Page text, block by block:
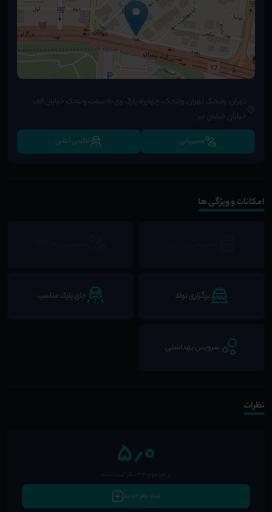
تهران، ولنجک تهران، ولنجک، چهارراه پارک وی به سمت ولنجک خیابان الف
خیابان خیابان تیر
مسیریابی تاکسی آنلاین
امکانات و ویژگی ها
برگزاری تولد جای پارک مناسب
سرویس بهداشتی
نظرات
5٫0از مجموع 34 نظر ثبت شده
ثبت نظر جدید